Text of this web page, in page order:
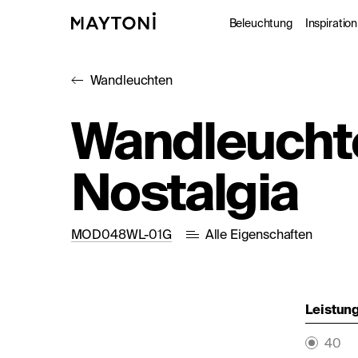
Beleuchtung
Studio
Inspiration
Wandleuchten
Nostalgia
MOD048WL-01G Alle Eigenschaften
40